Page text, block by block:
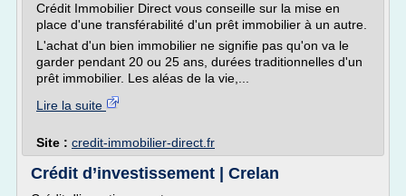
Crédit Immobilier Direct vous conseille sur la mise en
place d'une transférabilité d'un prêt immobilier à un autre.
L'achat d'un bien immobilier ne signifie pas qu'on va le
garder pendant 20 ou 25 ans, durées traditionnelles d'un
prêt immobilier. Les aléas de la vie,...
Lire la suite
Site : credit-immobilier-direct.fr
Crédit d’investissement | Crelan